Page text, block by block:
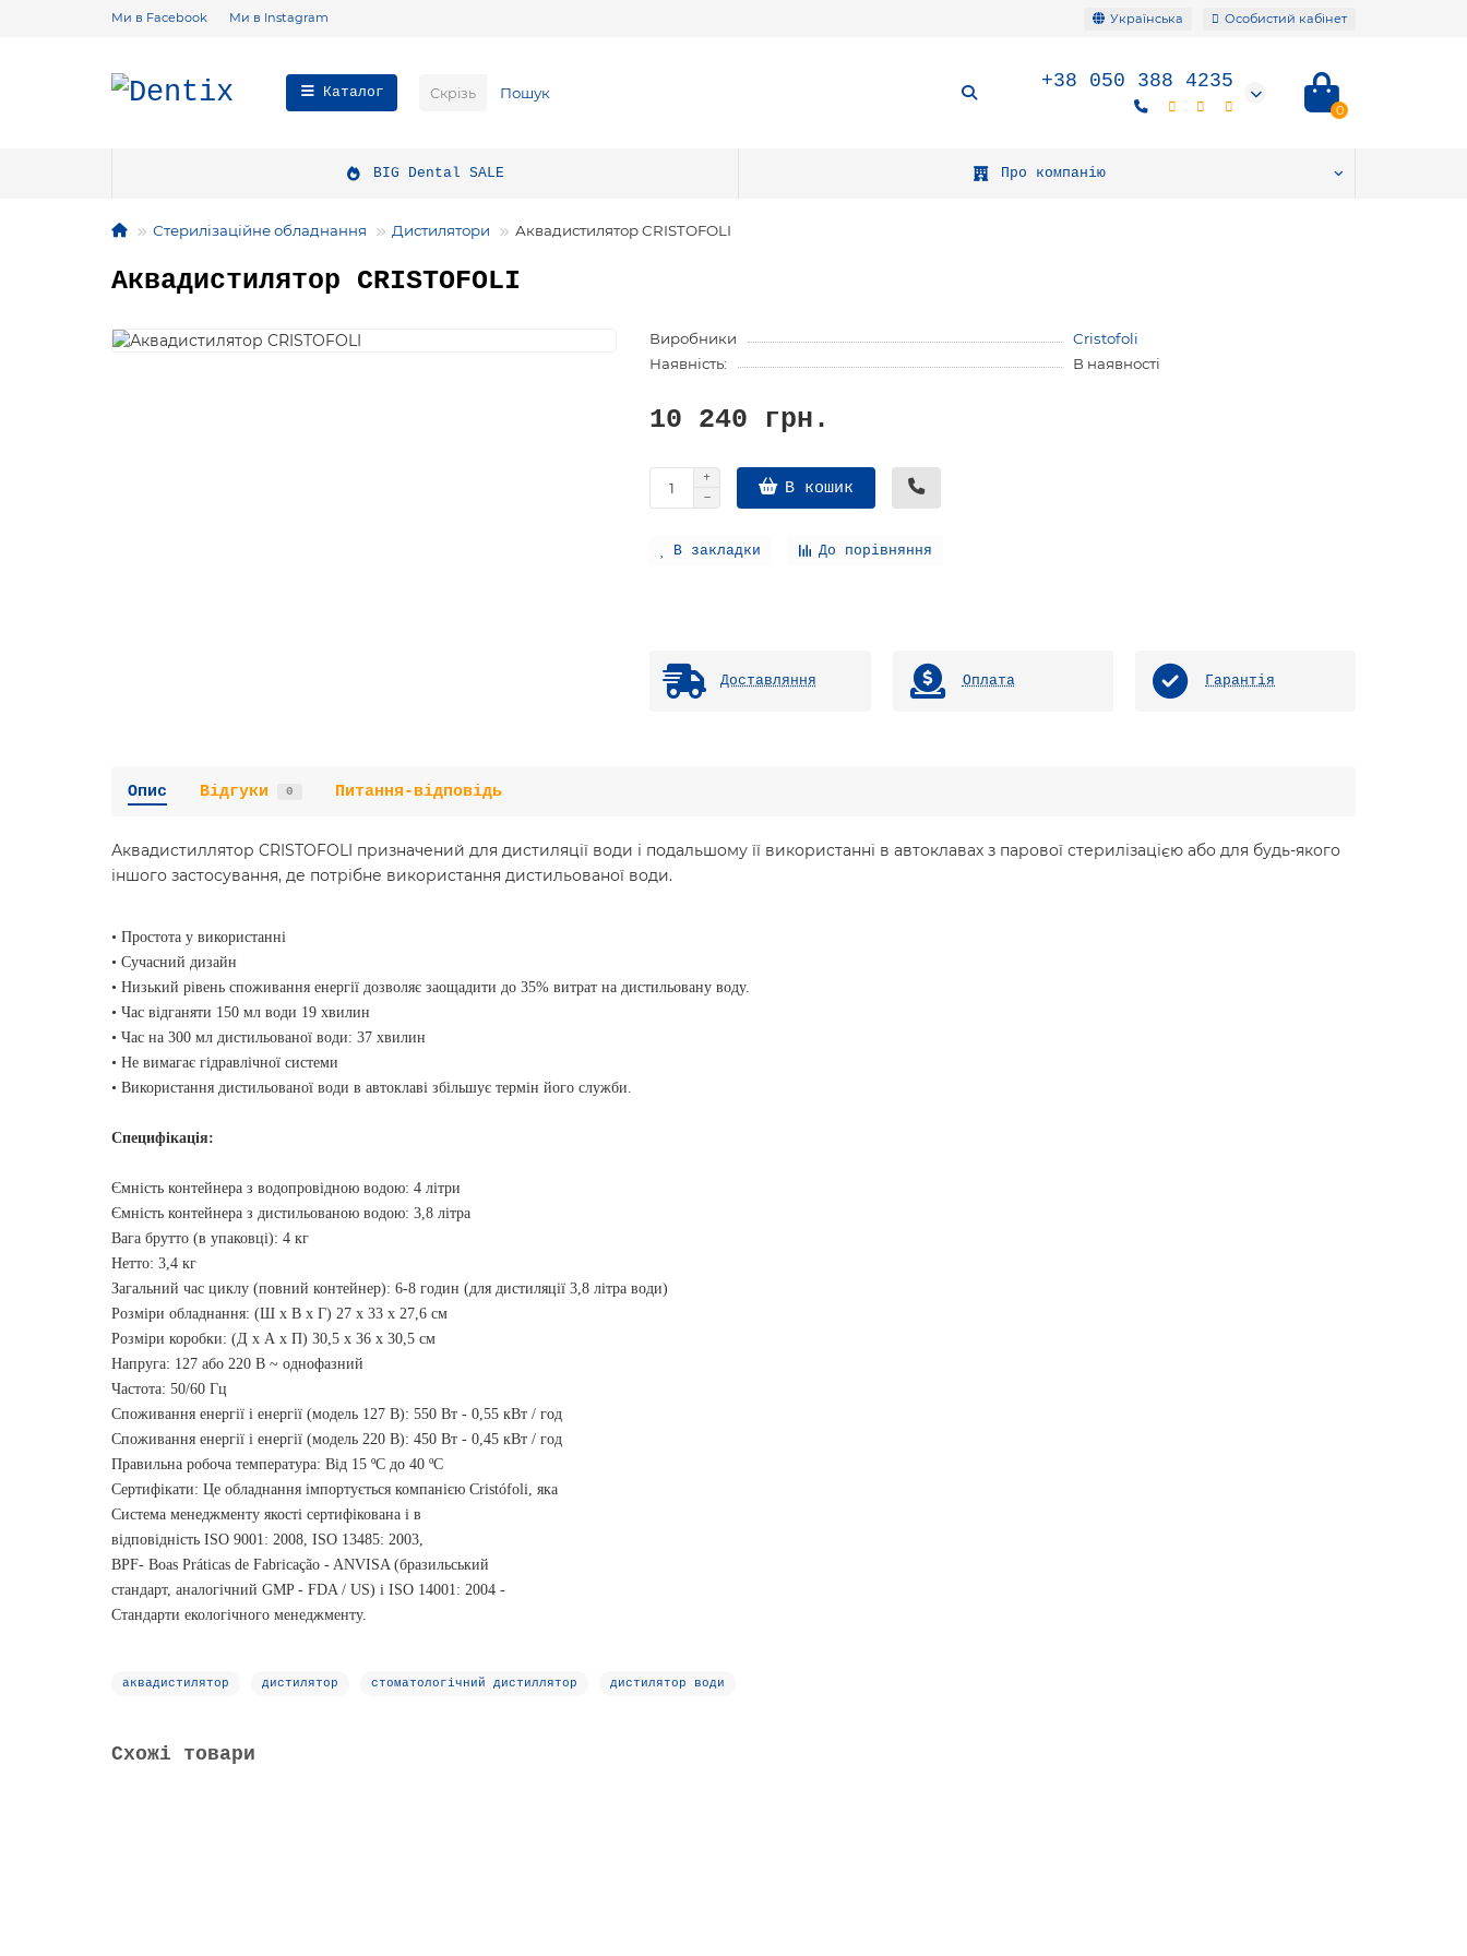
Ми в Facebook Ми в Instagram Українська Особистий кабінет
Каталог Скрізь
+38 050 388 4235
0
BIG Dental SALE Про компанію
Стерилізаційне обладнання Дистилятори Аквадистилятор CRISTOFOLI
Аквадистилятор CRISTOFOLI
Виробники
Cristofoli
Наявність:
В наявності
10 240 грн.
В кошик
В закладки До порівняння
Доставляння Оплата Гарантія
Опис Відгуки 0 Питання-відповідь
Аквадистиллятор CRISTOFOLI призначений для дистиляції води і подальшому її використанні в автоклавах з парової стерилізацією або для будь-якого
іншого застосування, де потрібне використання дистильованої води.
• Простота у використанні
• Сучасний дизайн
• Низький рівень споживання енергії дозволяє заощадити до 35% витрат на дистильовану воду.
• Час відганяти 150 мл води 19 хвилин
• Час на 300 мл дистильованої води: 37 хвилин
• Не вимагає гідравлічної системи
• Використання дистильованої води в автоклаві збільшує термін його служби.
Специфікація:
Ємність контейнера з водопровідною водою: 4 літри
Ємність контейнера з дистильованою водою: 3,8 літра
Вага брутто (в упаковці): 4 кг
Нетто: 3,4 кг
Загальний час циклу (повний контейнер): 6-8 годин (для дистиляції 3,8 літра води)
Розміри обладнання: (Ш х В х Г) 27 х 33 х 27,6 см
Розміри коробки: (Д х А х П) 30,5 х 36 х 30,5 см
Напруга: 127 або 220 В ~ однофазний
Частота: 50/60 Гц
Споживання енергії і енергії (модель 127 В): 550 Вт - 0,55 кВт / год
Споживання енергії і енергії (модель 220 В): 450 Вт - 0,45 кВт / год
Правильна робоча температура: Від 15 ºC до 40 ºC
Сертифікати: Це обладнання імпортується компанією Cristófoli, яка
Система менеджменту якості сертифікована і в
відповідність ISO 9001: 2008, ISO 13485: 2003,
BPF- Boas Práticas de Fabricação - ANVISA (бразильський
стандарт, аналогічний GMP - FDA / US) і ISO 14001: 2004 -
Стандарти екологічного менеджменту.
аквадистилятор дистилятор стоматологічний дистиллятор дистилятор води
Схожі товари